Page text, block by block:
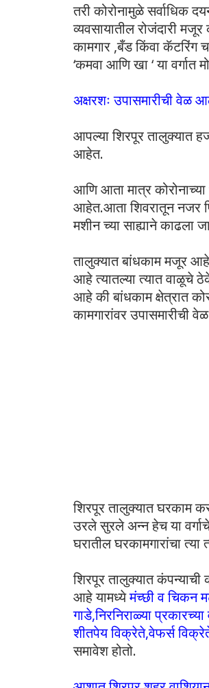
तरी कोरोनामुळे सर्वाधिक
व्यवसायातील रोजंदारी मजूर
कामगार ,बँड किंवा कॅटरिंग
‘कमवा आणि खा ‘ या वर्गात
अक्षरशः उपासमारीची वेळ
आपल्या शिरपूर तालुक्यात
आहेत.
आणि आता मात्र
आहेत.आता शिवरातून नजर
मशीन च्या साह्याने
तालुक्यात बांधकाम मजूर
आहे त्यातल्या त्यात वाळूचे
आहे की बांधकाम क्षेत्रात
कामगारांवर
शिरपूर तालुक्यात घरकाम
उरले सुरले अन्न हेच या
घरातील घरकामगारांचा
शिरपूर तालुक्यात कंपन्याची
आहे यामध्येमंच्छी व चिकन
गाडे,निरनिराळ्या
शीतपेय विक्रेते,वेफर्स
समावेश होतो.